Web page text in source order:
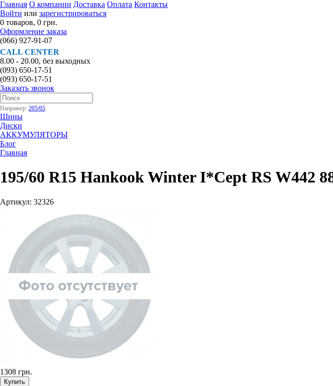
Главная О компании Доставка Оплата Контакты
Войти или зарегистрироваться
0 товаров, 0 грн.
Оформление заказа
(066) 927-91-07
CALL CENTER
8.00 - 20.00, без выходных
(093) 650-17-51
(093) 650-17-51
Заказать звонок
Например: 205/65
Шины
Диски
АККУМУЛЯТОРЫ
Блог
Главная
195/60 R15 Hankook Winter I*Cept RS W442
Артикул: 32326
1308 грн.